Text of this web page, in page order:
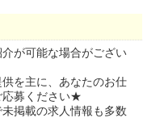
が可能な場合がござい
を主に、あなたのお仕
応募ください★
掲載の求人情報も多数